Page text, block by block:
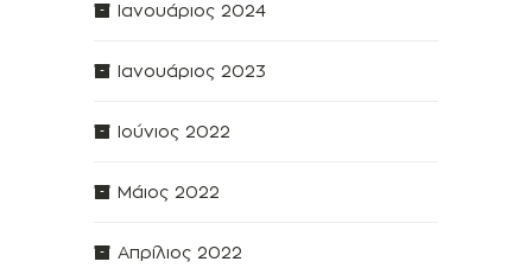
Ιανουάριος 2024
Ιανουάριος 2023
Ιούνιος 2022
Μάιος 2022
Απρίλιος 2022